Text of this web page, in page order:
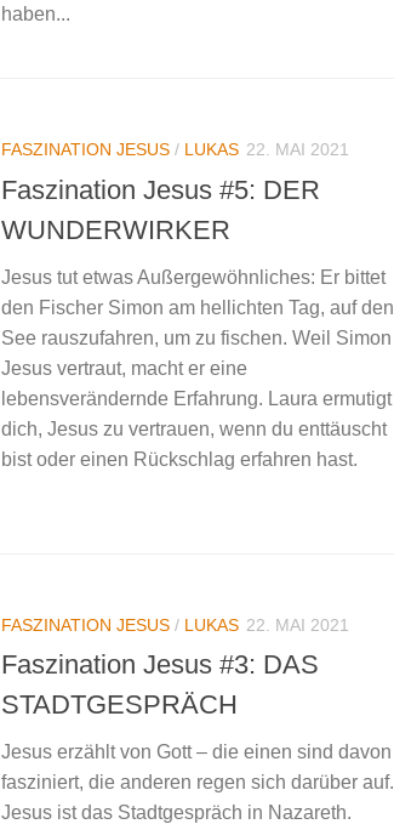
haben...
FASZINATION JESUS / LUKAS 22. MAI 2021
Faszination Jesus #5: DER
WUNDERWIRKER
Jesus tut etwas Außergewöhnliches: Er bittet
den Fischer Simon am hellichten Tag, auf den
See rauszufahren, um zu fischen. Weil Simon
Jesus vertraut, macht er eine
lebensverändernde Erfahrung. Laura ermutigt
dich, Jesus zu vertrauen, wenn du enttäuscht
bist oder einen Rückschlag erfahren hast.
FASZINATION JESUS / LUKAS 22. MAI 2021
Faszination Jesus #3: DAS
STADTGESPRÄCH
Jesus erzählt von Gott – die einen sind davon
fasziniert, die anderen regen sich darüber auf.
Jesus ist das Stadtgespräch in Nazareth.